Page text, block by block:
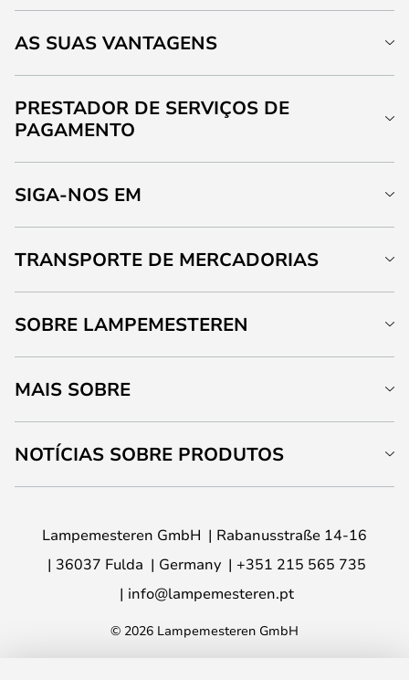
AS SUAS VANTAGENS
PRESTADOR DE SERVIÇOS DE
PAGAMENTO
SIGA-NOS EM
TRANSPORTE DE MERCADORIAS
SOBRE LAMPEMESTEREN
MAIS SOBRE
NOTÍCIAS SOBRE PRODUTOS
Lampemesteren GmbH
Rabanusstraße 14-16
36037 Fulda
Germany
+351 215 565 735
info@lampemesteren.pt
© 2026 Lampemesteren GmbH